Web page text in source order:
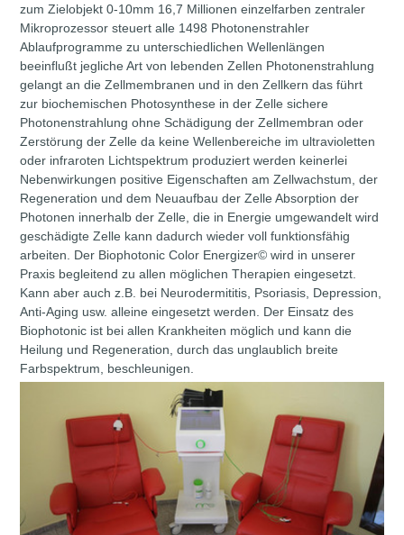
zum Zielobjekt 0-10mm 16,7 Millionen einzelfarben zentraler
Mikroprozessor steuert alle 1498 Photonenstrahler
Ablaufprogramme zu unterschiedlichen Wellenlängen
beeinflußt jegliche Art von lebenden Zellen Photonenstrahlung
gelangt an die Zellmembranen und in den Zellkern das führt
zur biochemischen Photosynthese in der Zelle sichere
Photonenstrahlung ohne Schädigung der Zellmembran oder
Zerstörung der Zelle da keine Wellenbereiche im ultravioletten
oder infraroten Lichtspektrum produziert werden keinerlei
Nebenwirkungen positive Eigenschaften am Zellwachstum, der
Regeneration und dem Neuaufbau der Zelle Absorption der
Photonen innerhalb der Zelle, die in Energie umgewandelt wird
geschädigte Zelle kann dadurch wieder voll funktionsfähig
arbeiten. Der Biophotonic Color Energizer© wird in unserer
Praxis begleitend zu allen möglichen Therapien eingesetzt.
Kann aber auch z.B. bei Neurodermititis, Psoriasis, Depression,
Anti-Aging usw. alleine eingesetzt werden. Der Einsatz des
Biophotonic ist bei allen Krankheiten möglich und kann die
Heilung und Regeneration, durch das unglaublich breite
Farbspektrum, beschleunigen.